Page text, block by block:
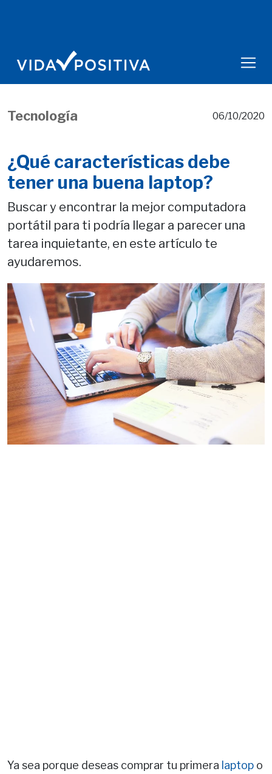
Tecnología 06/10/2020
¿Qué características debe
tener una buena laptop?
Buscar y encontrar la mejor computadora
portátil para ti podría llegar a parecer una
tarea inquietante, en este artículo te
ayudaremos.
Ya sea porque deseas comprar tu primera laptop o